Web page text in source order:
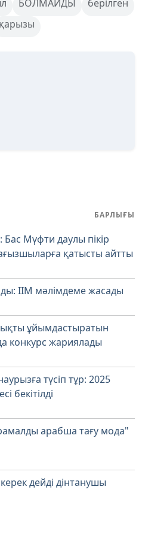
БОЛМАЙДЫ
берілген
қарызы
БАРЛЫҒЫ
Мүфти даулы пікір
қатысты айтты
ІІМ мәлімдеме жасады
ұйымдастыратын
конкурс жариялады
түсіп тұр: 2025
бекітілді
арабша тағу мода"
дейді дінтанушы